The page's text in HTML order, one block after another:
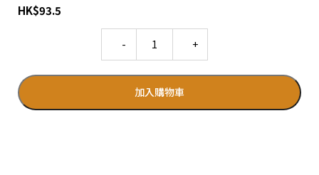
HK$93.5
加入購物車